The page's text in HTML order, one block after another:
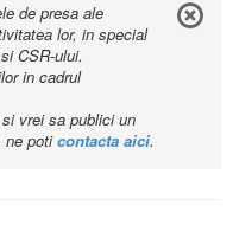
de presa ale
lor, in special
CSR-ului.
in cadrul
vrei sa publici un
ne poticontacta aici.